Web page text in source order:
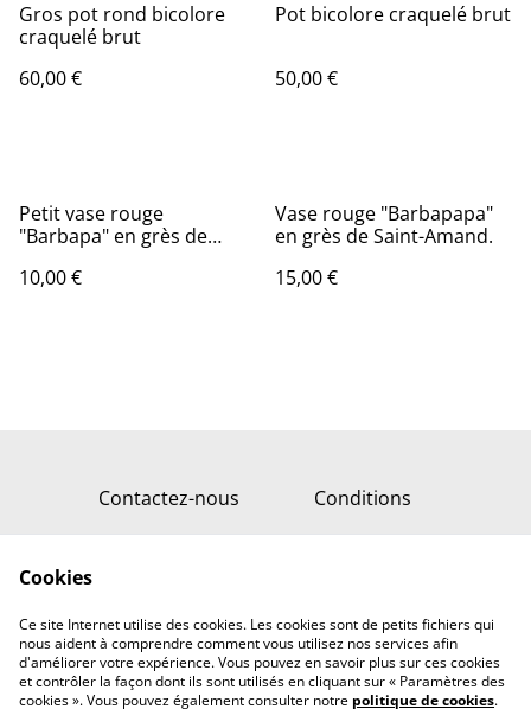
Gros pot rond bicolore
craquelé brut
60,00 €
Pot bicolore craquelé brut
50,00 €
Petit vase rouge
"Barbapa" en grès de
10,00 €
Vase rouge "Barbapapa"
en grès de Saint-Amand.
15,00 €
Contactez-nous
Retourner sur
Conditions
confidentialité
Cookies
Ce site Internet utilise des cookies. Les cookies sont de petits fichiers qui
nous aident à comprendre comment vous utilisez nos services afin
d'améliorer votre expérience. Vous pouvez en savoir plus sur ces cookies
et contrôler la façon dont ils sont utilisés en cliquant sur « Paramètres des
cookies ». Vous pouvez également consulter notre politique de cookies.